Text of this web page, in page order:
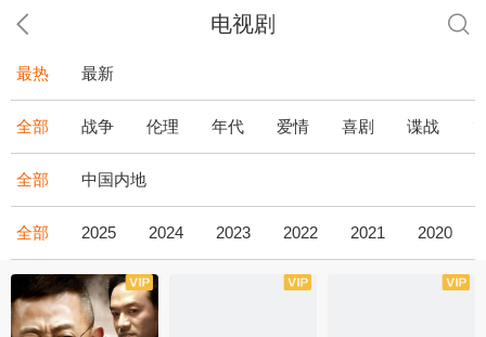
电视剧
最热 最新
全部 战争 伦理 年代 爱情 喜剧 谍战
全部 中国内地
全部 2025 2024 2023 2022 2021 2020
全43集